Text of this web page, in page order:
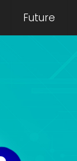
Future